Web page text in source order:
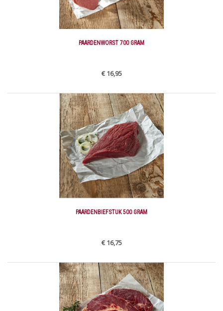
PAARDENWORST 700 GRAM
€ 16,95
PAARDENBIEFSTUK 500 GRAM
€ 16,75